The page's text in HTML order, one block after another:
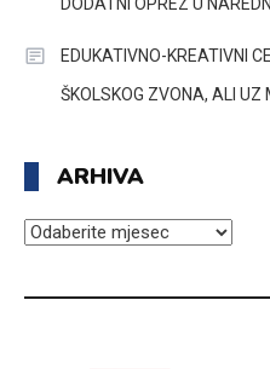
EDUKATIVNO-KREATIVNI
ŠKOLSKOG ZVONA, ALI UZ
ARHIVA
ARHIVA